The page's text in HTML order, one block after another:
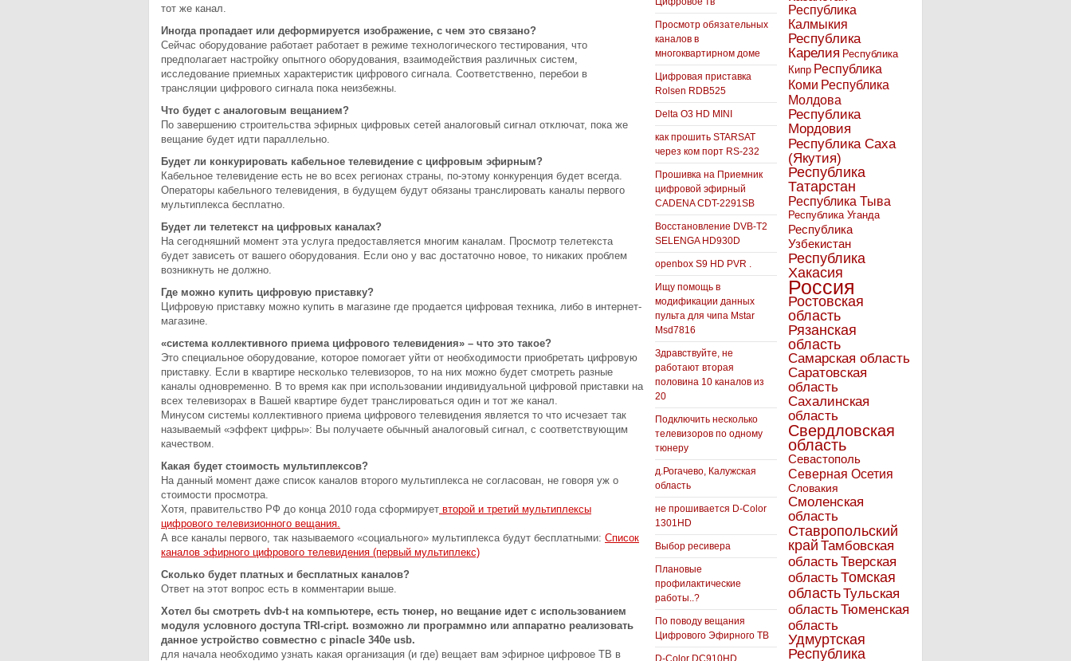
тот же канал.
Иногда пропадает или деформируется изображение, с чем это связано?
Сейчас оборудование работает работает в режиме технологического тестирования, что
предполагает настройку опытного оборудования, взаимодействия различных систем,
исследование приемных характеристик цифрового сигнала. Соответственно, перебои в
трансляции цифрового сигнала пока неизбежны.
Что будет с аналоговым вещанием?
По завершению строительства эфирных цифровых сетей аналоговый сигнал отключат, пока же
вещание будет идти параллельно.
Будет ли конкурировать кабельное телевидение с цифровым эфирным?
Кабельное телевидение есть не во всех регионах страны, по-этому конкуренция будет всегда.
Операторы кабельного телевидения, в будущем будут обязаны транслировать каналы первого
мультиплекса бесплатно.
Будет ли телетекст на цифровых каналах?
На сегодняшний момент эта услуга предоставляется многим каналам. Просмотр телетекста
будет зависеть от вашего оборудования. Если оно у вас достаточно новое, то никаких проблем
возникнуть не должно.
Где можно купить цифровую приставку?
Цифровую приставку можно купить в магазине где продается цифровая техника, либо в интернет-
магазине.
«система коллективного приема цифрового телевидения» – что это такое?
Это специальное оборудование, которое помогает уйти от необходимости приобретать цифровую
приставку. Если в квартире несколько телевизоров, то на них можно будет смотреть разные
каналы одновременно. В то время как при использовании индивидуальной цифровой приставки на
всех телевизорах в Вашей квартире будет транслироваться один и тот же канал.
Минусом системы коллективного приема цифрового телевидения является то что исчезает так
называемый «эффект цифры»: Вы получаете обычный аналоговый сигнал, с соответствующим
качеством.
Какая будет стоимость мультиплексов?
На данный момент даже список каналов второго мультиплекса не согласован, не говоря уж о
стоимости просмотра.
Хотя, правительство РФ до конца 2010 года сформирует второй и третий мультиплексы
цифрового телевизионного вещания.
А все каналы первого, так называемого «социального» мультиплекса будут бесплатными: Список
каналов эфирного цифрового телевидения (первый мультиплекс)
Сколько будет платных и бесплатных каналов?
Ответ на этот вопрос есть в комментарии выше.
Хотел бы смотреть dvb-t на компьютере, есть тюнер, но вещание идет с использованием
модуля условного доступа TRI-cript. возможно ли программно или аппаратно реализовать
данное устройство совместно с pinacle 340e usb.
для начала необходимо узнать какая организация (и где) вещает вам эфирное цифровое ТВ в
Просмотр обязательных
каналов в
многоквартирном доме
Цифровая приставка
Rolsen RDB525
Delta O3 HD MINI
как прошить STARSAT
через ком порт RS-232
Прошивка на Приемник
цифровой эфирный
CADENA CDT-2291SB
Восстановление DVB-T2
SELENGA HD930D
openbox S9 HD PVR .
Ищу помощь в
модификации данных
пульта для чипа Mstar
Msd7816
Здравствуйте, не
работают вторая
половина 10 каналов из
20
Подключить несколько
телевизоров по одному
тюнеру
д.Рогачево, Калужская
область
не прошивается D-Color
1301HD
Выбор ресивера
Плановые
профилактические
работы..?
По поводу вещания
Цифрового Эфирного ТВ
D-Color DC910HD
Республика
Калмыкия
Республика
Карелия Республика
Кипр Республика
Коми Республика
Молдова
Республика
Мордовия
Республика Саха
(Якутия)
Республика
Татарстан
Республика Тыва
Республика Уганда
Республика
Узбекистан
Республика
Хакасия
Россия
Ростовская
область
Рязанская
область
Самарская область
Саратовская
область
Сахалинская
область
Свердловская
область
Севастополь
Северная Осетия
Словакия
Смоленская
область
Ставропольский
край Тамбовская
областьТверская
областьТомская
областьТульская
областьТюменская
область
Удмуртская
Республика